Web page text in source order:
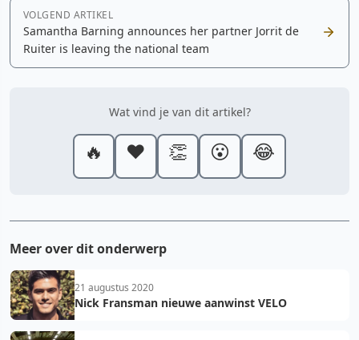
VOLGEND ARTIKEL
Samantha Barning announces her partner Jorrit de
Ruiter is leaving the national team
Wat vind je van dit artikel?
🔥 ❤️ 👏 😮 😂
Meer over dit onderwerp
21 augustus 2020
Nick Fransman nieuwe aanwinst VELO